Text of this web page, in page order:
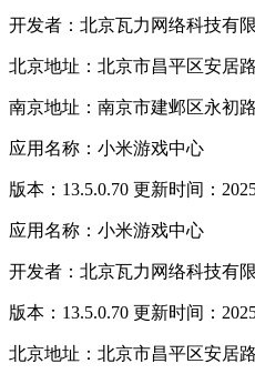
开发者：北京瓦力网络科技有
北京地址：北京市昌平区安居
南京地址：南京市建邺区永初
应用名称：小米游戏中心
版本：13.5.0.70 更新时间：
应用名称：小米游戏中心
开发者：北京瓦力网络科技有
版本：13.5.0.70 更新时间：
北京地址：北京市昌平区安居